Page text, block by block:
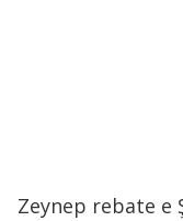
Zeynep rebate e